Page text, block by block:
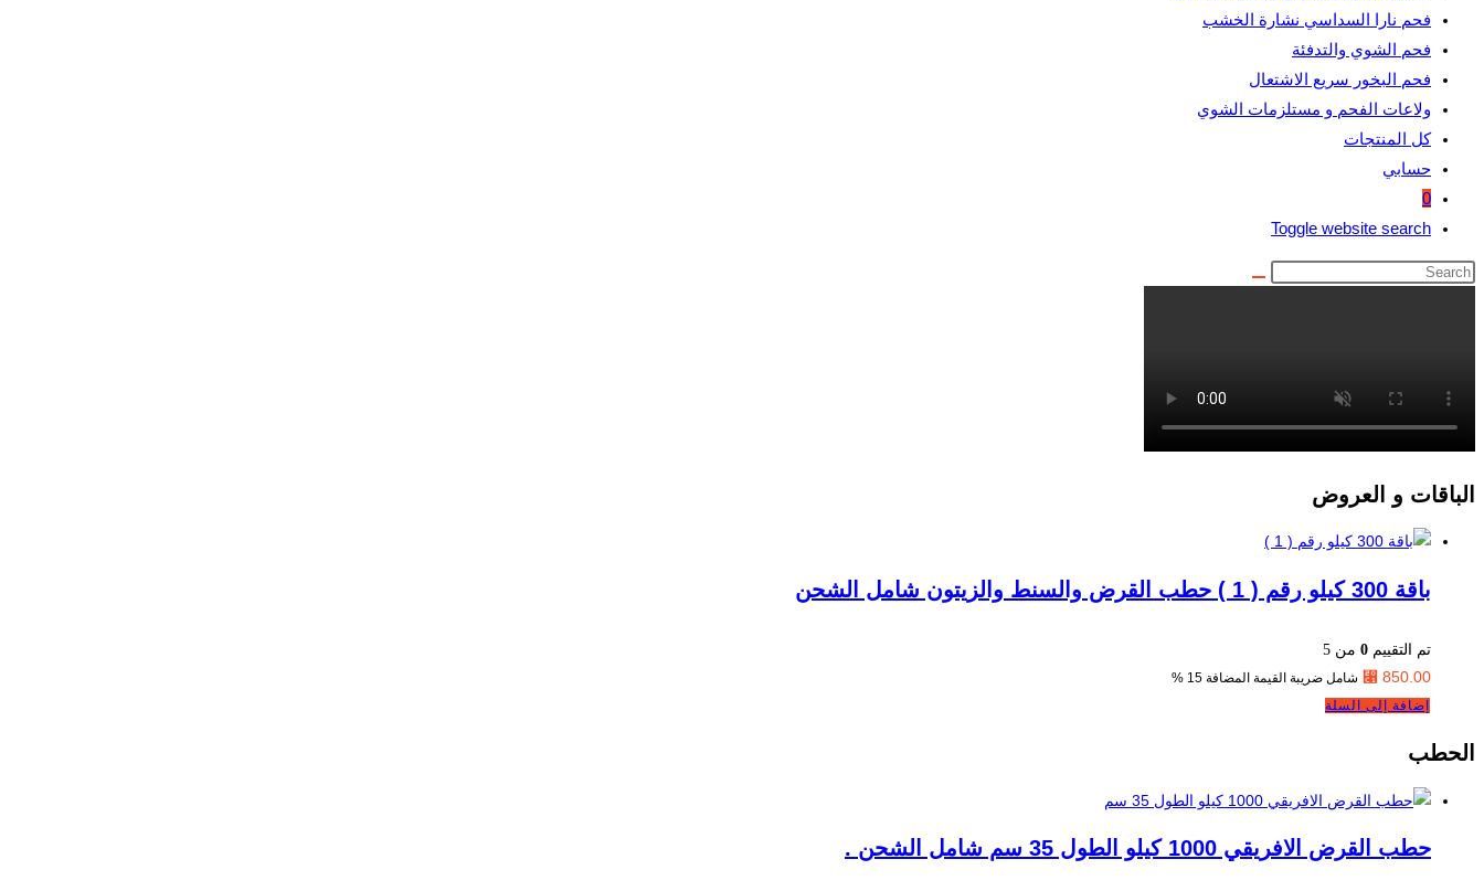
فحم نارا السداسي نشارة الخشب
فحم الشوي والتدفئة
فحم البخور سريع الاشتعال
ولاعات الفحم و مستلزمات الشوي
كل المنتجات
حسابي
0
Toggle website search
الباقات و العروض
باقة 300 كيلو رقم ( 1 ) حطب القرض والسنط والزيتون شامل الشحن
تم التقييم 0 من 5
⃁ 850.00 شامل ضريبة القيمة المضافة 15 %
إضافة إلى السلة
الحطب
حطب القرض الافريقي 1000 كيلو الطول 35 سم شامل الشحن .